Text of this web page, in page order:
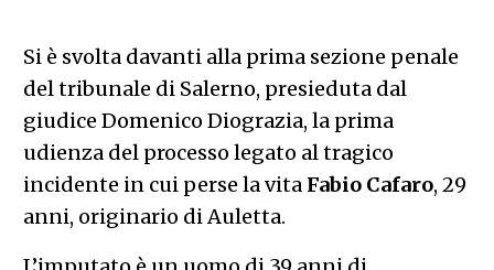
Si è svolta davanti alla prima sezione penale
del tribunale di Salerno, presieduta dal
giudice Domenico Diograzia, la prima
udienza del processo legato al tragico
incidente in cui perse la vita Fabio Cafaro, 29
anni, originario di Auletta.